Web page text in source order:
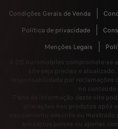
Condições Gerais de Venda
Política de privacidade
Menções Legais
A DS Automobiles compromete-se
site seja preciso e
responsabilidade por reclamações
no
Parte da informação deste site
alterações nos produtos após
equipamento descrito ou mostrado
em certos países ou apenas